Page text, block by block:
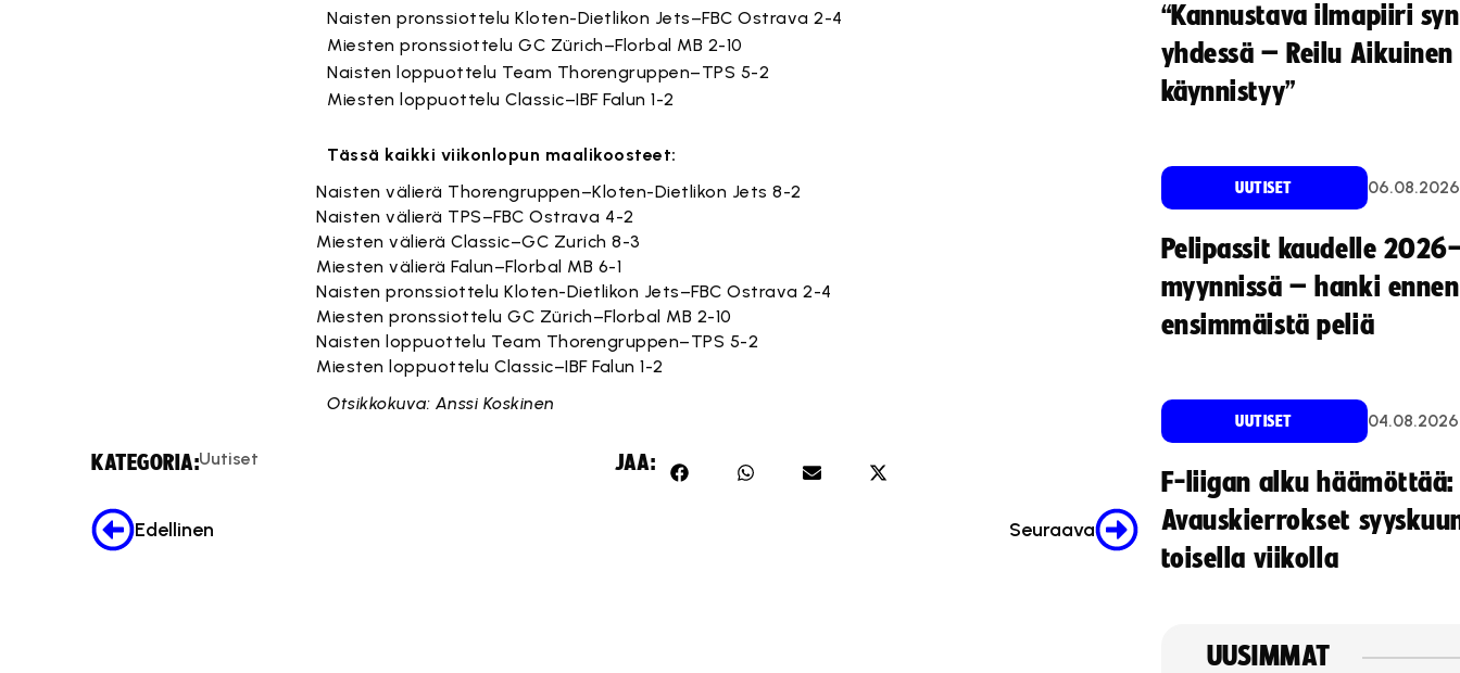
Naisten pronssiottelu Kloten-Dietlikon Jets–FBC Ostrava 2-4
Miesten pronssiottelu GC Zürich–Florbal MB 2-10
Naisten loppuottelu Team Thorengruppen–TPS 5-2
Miesten loppuottelu Classic–IBF Falun 1-2
Tässä kaikki viikonlopun maalikoosteet:
Tämä sisältö on estetty, koska se vaatii markkinointievästeitä.
Hyväksy markkinointievästeet
Naisten välierä Thorengruppen–Kloten-Dietlikon Jets 8-2
Tämä sisältö on estetty, koska se vaatii markkinointievästeitä.
Hyväksy markkinointievästeet
Naisten välierä TPS–FBC Ostrava 4-2
Tämä sisältö on estetty, koska se vaatii markkinointievästeitä.
Hyväksy markkinointievästeet
Miesten välierä Classic–GC Zurich 8-3
Tämä sisältö on estetty, koska se vaatii markkinointievästeitä.
Hyväksy markkinointievästeet
Miesten välierä Falun–Florbal MB 6-1
Tämä sisältö on estetty, koska se vaatii markkinointievästeitä.
Hyväksy markkinointievästeet
Naisten pronssiottelu Kloten-Dietlikon Jets–FBC Ostrava 2-4
Tämä sisältö on estetty, koska se vaatii markkinointievästeitä.
Hyväksy markkinointievästeet
Miesten pronssiottelu GC Zürich–Florbal MB 2-10
Tämä sisältö on estetty, koska se vaatii markkinointievästeitä.
Hyväksy markkinointievästeet
Naisten loppuottelu Team Thorengruppen–TPS 5-2
Tämä sisältö on estetty, koska se vaatii markkinointievästeitä.
Miesten loppuottelu Classic–IBF Falun 1-2
Otsikkokuva: Anssi Koskinen
KATEGORIA:Uutiset JAA:
Edellinen Seuraava
“Kannustava ilmapiiri
yhdessä – Reilu
käynnistyy”
UUTISET 06.08.2026
Pelipassit kaudelle
myynnissä – hanki ennen
ensimmäistä peliä
UUTISET 04.08.2026
F-liigan alku häämöttää:
Avauskierrokset
toisella viikolla
UUSIMMAT